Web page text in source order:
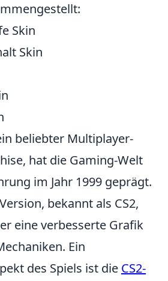
Skin
Skin
beliebter Multiplayer-
hat die Gaming-Welt
im Jahr 1999 geprägt.
bekannt als CS2,
eine verbesserte Grafik
Ein
des Spiels ist die CS2-